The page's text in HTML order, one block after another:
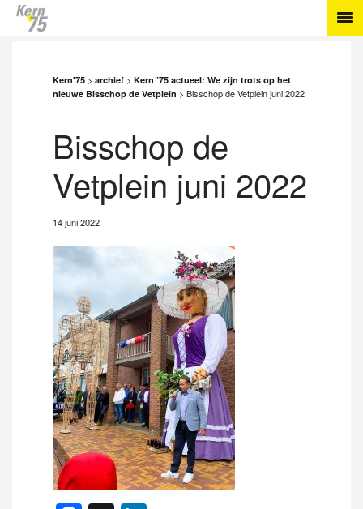
Kern'75 > archief > Kern ’75 actueel: We zijn trots op het
nieuwe Bisschop de Vetplein > Bisschop de Vetplein juni 2022
Bisschop de
Vetplein juni 2022
14 juni 2022